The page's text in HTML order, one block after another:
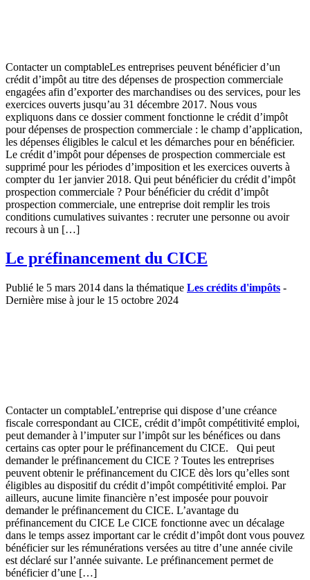
Contacter un comptableLes entreprises peuvent bénéficier d’un
crédit d’impôt au titre des dépenses de prospection commerciale
engagées afin d’exporter des marchandises ou des services, pour les
exercices ouverts jusqu’au 31 décembre 2017. Nous vous
expliquons dans ce dossier comment fonctionne le crédit d’impôt
pour dépenses de prospection commerciale : le champ d’application,
les dépenses éligibles le calcul et les démarches pour en bénéficier.
Le crédit d’impôt pour dépenses de prospection commerciale est
supprimé pour les périodes d’imposition et les exercices ouverts à
compter du 1er janvier 2018. Qui peut bénéficier du crédit d’impôt
prospection commerciale ? Pour bénéficier du crédit d’impôt
prospection commerciale, une entreprise doit remplir les trois
conditions cumulatives suivantes : recruter une personne ou avoir
recours à un […]
Le préfinancement du CICE
Publié le 5 mars 2014 dans la thématique Les crédits d'impôts -
Dernière mise à jour le 15 octobre 2024
Contacter un comptableL’entreprise qui dispose d’une créance
fiscale correspondant au CICE, crédit d’impôt compétitivité emploi,
peut demander à l’imputer sur l’impôt sur les bénéfices ou dans
certains cas opter pour le préfinancement du CICE. Qui peut
demander le préfinancement du CICE ? Toutes les entreprises
peuvent obtenir le préfinancement du CICE dès lors qu’elles sont
éligibles au dispositif du crédit d’impôt compétitivité emploi. Par
ailleurs, aucune limite financière n’est imposée pour pouvoir
demander le préfinancement du CICE. L’avantage du
préfinancement du CICE Le CICE fonctionne avec un décalage
dans le temps assez important car le crédit d’impôt dont vous pouvez
bénéficier sur les rémunérations versées au titre d’une année civile
est déclaré sur l’année suivante. Le préfinancement permet de
bénéficier d’une […]